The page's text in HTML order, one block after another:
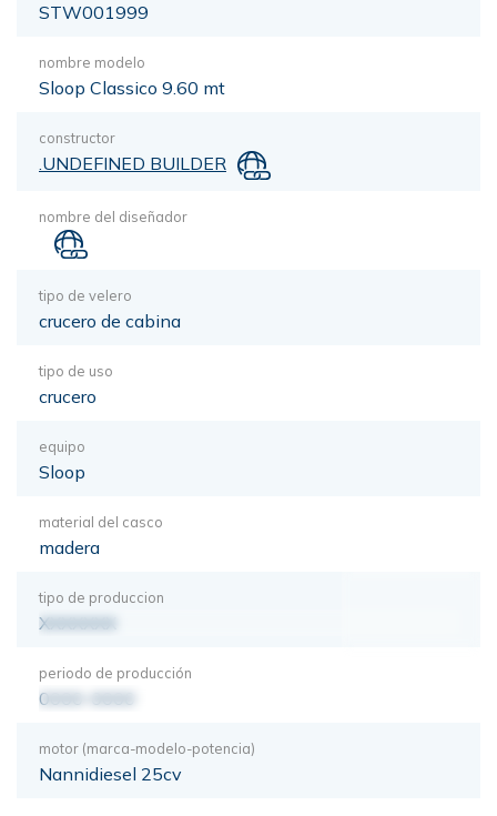
STW001999
nombre modelo
Sloop Classico 9.60 mt
constructor
.UNDEFINED BUILDER
nombre del diseñador
tipo de velero
crucero de cabina
tipo de uso
crucero
equipo
Sloop
material del casco
madera
tipo de produccion
XXXXXXX
periodo de producción
0000-0000
motor (marca-modelo-potencia)
Nannidiesel 25cv